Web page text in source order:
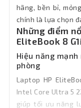
Đèn bàn
phím
Chất liệu Alu
Wifi
Kết nối
hãng, bền bỉ,
chính là lựa chọn
Những điểm
EliteBook 8
Hiệu năng
phòng
Laptop HP
Intel Core Ultra 5
giúp tối ưu năng